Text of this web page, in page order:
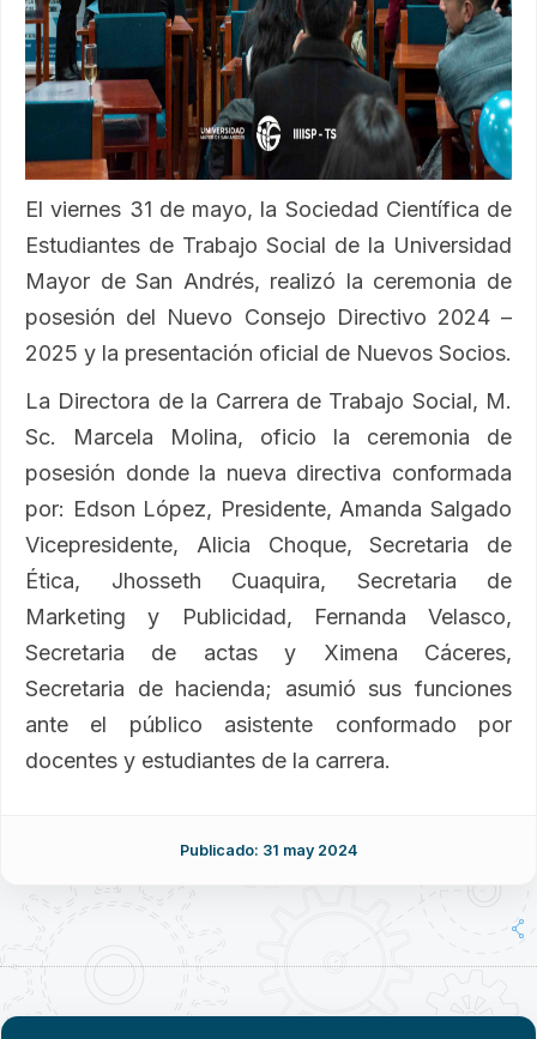
El viernes 31 de mayo, la Sociedad Científica de
Estudiantes de Trabajo Social de la Universidad
Mayor de San Andrés, realizó la ceremonia de
posesión del Nuevo Consejo Directivo 2024 –
2025 y la presentación oficial de Nuevos Socios.
La Directora de la Carrera de Trabajo Social, M.
Sc. Marcela Molina, oficio la ceremonia de
posesión donde la nueva directiva conformada
por: Edson López, Presidente, Amanda Salgado
Vicepresidente, Alicia Choque, Secretaria de
Ética, Jhosseth Cuaquira, Secretaria de
Marketing y Publicidad, Fernanda Velasco,
Secretaria de actas y Ximena Cáceres,
Secretaria de hacienda; asumió sus funciones
ante el público asistente conformado por
docentes y estudiantes de la carrera.
Publicado: 31 may 2024